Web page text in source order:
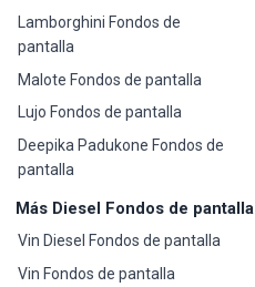
Lamborghini Fondos de
pantalla
Malote Fondos de pantalla
Lujo Fondos de pantalla
Deepika Padukone Fondos de
pantalla
Más Diesel Fondos de pantalla
Vin Diesel Fondos de pantalla
Vin Fondos de pantalla